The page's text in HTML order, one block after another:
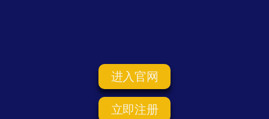
进入官网
立即注册